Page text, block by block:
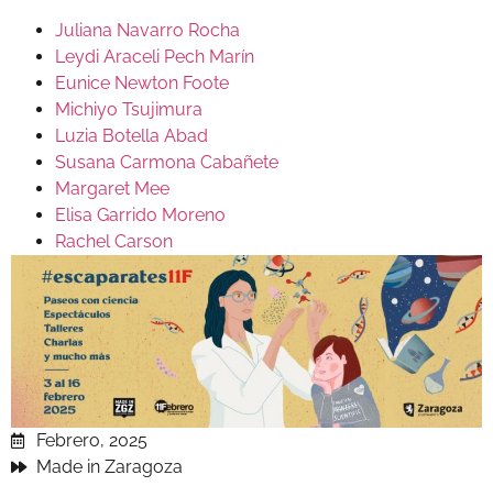
Juliana Navarro Rocha
Leydi Araceli Pech Marín
Eunice Newton Foote
Michiyo Tsujimura
Luzia Botella Abad
Susana Carmona Cabañete
Margaret Mee
Elisa Garrido Moreno
Rachel Carson
Febrero, 2025
Made in Zaragoza